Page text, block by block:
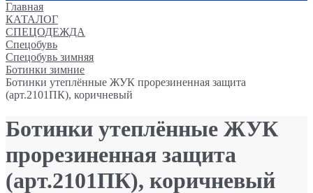
Главная
КАТАЛОГ
СПЕЦОДЕЖДА
Спецобувь
Спецобувь зимняя
Ботинки зимние
Ботинки утеплённые ЖУК прорезиненная защита
(арт.2101ПК), коричневый
Ботинки утеплённые ЖУК
прорезиненная защита
(арт.2101ПК), коричневый